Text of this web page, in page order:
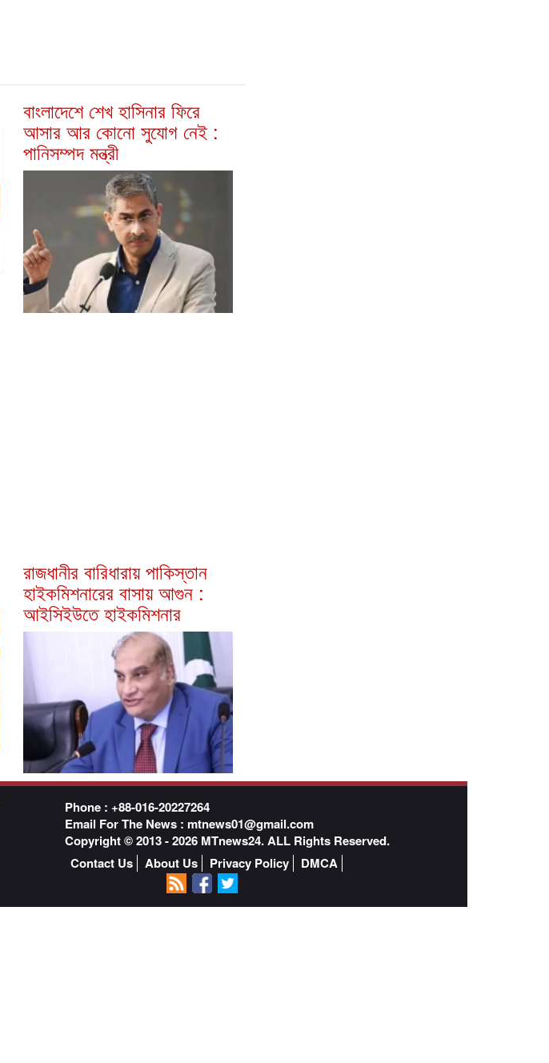
বাংলাদেশে শেখ হাসিনার ফিরে
আসার আর কোনো সুযোগ নেই :
পানিসম্পদ মন্ত্রী
রাজধানীর বারিধারায় পাকিস্তান
হাইকমিশনারের বাসায় আগুন :
আইসিইউতে হাইকমিশনার
Phone : +88-016-20227264
Email For The News : mtnews01@gmail.com
Copyright © 2013 - 2026 MTnews24. ALL Rights Reserved.
Contact Us
About Us Privacy Policy DMCA